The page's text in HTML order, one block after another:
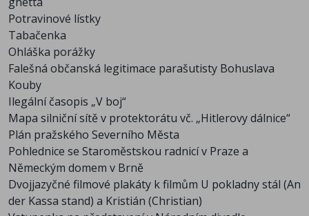
Potravinové lístky
Tabačenka
Ohláška porážky
Falešná občanská legitimace parašutisty Bohuslava
Kouby
Ilegální časopis „V boj“
Mapa silniční sítě v protektorátu vč. „Hitlerovy dálnice“
Plán pražského Severního Města
Pohlednice se Staroměstskou radnicí v Praze a
Německým domem v Brně
Dvojjazyčné filmové plakáty k filmům U pokladny stál (An
der Kassa stand) a Kristián (Christian)